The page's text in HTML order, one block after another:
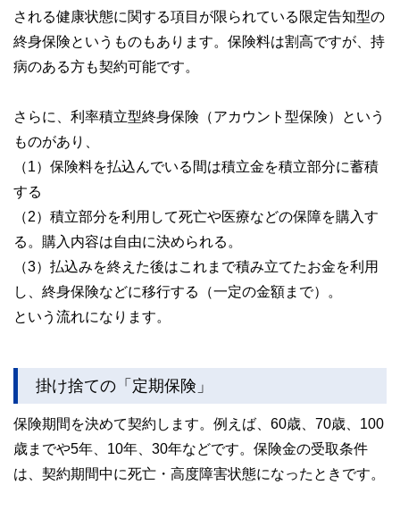
される健康状態に関する項目が限られている限定告知型の
終身保険というものもあります。保険料は割高ですが、持
病のある方も契約可能です。
さらに、利率積立型終身保険（アカウント型保険）という
ものがあり、
（1）保険料を払込んでいる間は積立金を積立部分に蓄積
する
（2）積立部分を利用して死亡や医療などの保障を購入す
る。購入内容は自由に決められる。
（3）払込みを終えた後はこれまで積み立てたお金を利用
し、終身保険などに移行する（一定の金額まで）。
という流れになります。
掛け捨ての「定期保険」
保険期間を決めて契約します。例えば、60歳、70歳、100
歳までや5年、10年、30年などです。保険金の受取条件
は、契約期間中に死亡・高度障害状態になったときです。